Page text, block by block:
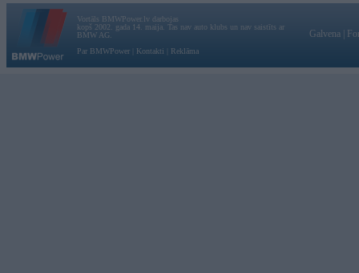
Vortāls BMWPower.lv darbojas
kopš 2002. gada 14. maija. Tas nav auto klubs un nav saistīts ar
BMW AG.
Par BMWPower
Kontakti Reklāma
Galvena